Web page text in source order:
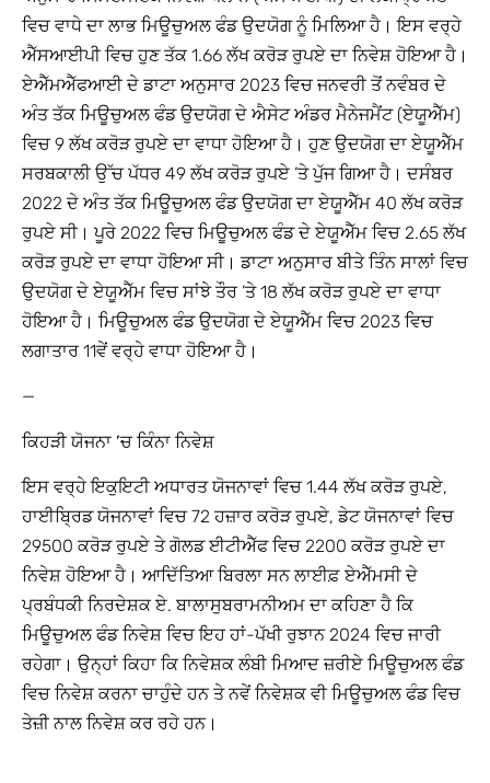
ਵਿਚ ਵਾਧੇ ਦਾ ਲਾਭ ਮਿਊਚੁਅਲ ਫੰਡ ਉਦਯੋਗ ਨੂੰ ਮਿਲਿਆ ਹੈ। ਇਸ ਵਰ੍ਹੇ
ਐੱਸਆਈਪੀ ਵਿਚ ਹੁਣ ਤੱਕ 1.66 ਲੱਖ ਕਰੋੜ ਰੁਪਏ ਦਾ ਨਿਵੇਸ਼ ਹੋਇਆ ਹੈ।
ਏਐੱਮਐੱਫਆਈ ਦੇ ਡਾਟਾ ਅਨੁਸਾਰ 2023 ਵਿਚ ਜਨਵਰੀ ਤੋਂ ਨਵੰਬਰ ਦੇ
ਅੰਤ ਤੱਕ ਮਿਊਚੁਅਲ ਫੰਡ ਉਦਯੋਗ ਦੇ ਐਸੇਟ ਅੰਡਰ ਮੈਨੇਜਮੈਂਟ (ਏਯੂਐੱਮ)
ਵਿਚ 9 ਲੱਖ ਕਰੋੜ ਰੁਪਏ ਦਾ ਵਾਧਾ ਹੋਇਆ ਹੈ। ਹੁਣ ਉਦਯੋਗ ਦਾ ਏਯੂਐੱਮ
ਸਰਬਕਾਲੀ ਉੱਚ ਪੱਧਰ 49 ਲੱਖ ਕਰੋੜ ਰੁਪਏ ’ਤੇ ਪੁੱਜ ਗਿਆ ਹੈ। ਦਸੰਬਰ
2022 ਦੇ ਅੰਤ ਤੱਕ ਮਿਊਚੁਅਲ ਫੰਡ ਉਦਯੋਗ ਦਾ ਏਯੂਐੱਮ 40 ਲੱਖ ਕਰੋੜ
ਰੁਪਏ ਸੀ। ਪੂਰੇ 2022 ਵਿਚ ਮਿਊਚੁਅਲ ਫੰਡ ਦੇ ਏਯੂਐੱਮ ਵਿਚ 2.65 ਲੱਖ
ਕਰੋੜ ਰੁਪਏ ਦਾ ਵਾਧਾ ਹੋਇਆ ਸੀ। ਡਾਟਾ ਅਨੁਸਾਰ ਬੀਤੇ ਤਿੰਨ ਸਾਲਾਂ ਵਿਚ
ਉਦਯੋਗ ਦੇ ਏਯੂਐੱਮ ਵਿਚ ਸਾਂਝੇ ਤੌਰ ’ਤੇ 18 ਲੱਖ ਕਰੋੜ ਰੁਪਏ ਦਾ ਵਾਧਾ
ਹੋਇਆ ਹੈ। ਮਿਊਚੁਅਲ ਫੰਡ ਉਦਯੋਗ ਦੇ ਏਯੂਐੱਮ ਵਿਚ 2023 ਵਿਚ
ਲਗਾਤਾਰ 11ਵੇਂ ਵਰ੍ਹੇ ਵਾਧਾ ਹੋਇਆ ਹੈ।
—
ਕਿਹੜੀ ਯੋਜਨਾ ’ਚ ਕਿੰਨਾ ਨਿਵੇਸ਼
ਇਸ ਵਰ੍ਹੇ ਇਕੁਇਟੀ ਅਧਾਰਤ ਯੋਜਨਾਵਾਂ ਵਿਚ 1.44 ਲੱਖ ਕਰੋੜ ਰੁਪਏ,
ਹਾਈਬਿ੍ਰਡ ਯੋਜਨਾਵਾਂ ਵਿਚ 72 ਹਜ਼ਾਰ ਕਰੋੜ ਰੁਪਏ, ਡੇਟ ਯੋਜਨਾਵਾਂ ਵਿਚ
29500 ਕਰੋੜ ਰੁਪਏ ਤੇ ਗੋਲਡ ਈਟੀਐੱਫ ਵਿਚ 2200 ਕਰੋੜ ਰੁਪਏ ਦਾ
ਨਿਵੇਸ਼ ਹੋਇਆ ਹੈ। ਆਦਿੱਤਿਆ ਬਿਰਲਾ ਸਨ ਲਾਈਫ਼ ਏਐੱਮਸੀ ਦੇ
ਪ੍ਰਬੰਧਕੀ ਨਿਰਦੇਸ਼ਕ ਏ. ਬਾਲਾਸੁਬਰਾਮਨੀਅਮ ਦਾ ਕਹਿਣਾ ਹੈ ਕਿ
ਮਿਊਚੁਅਲ ਫੰਡ ਨਿਵੇਸ਼ ਵਿਚ ਇਹ ਹਾਂ-ਪੱਖੀ ਰੁਝਾਨ 2024 ਵਿਚ ਜਾਰੀ
ਰਹੇਗਾ। ਉਨ੍ਹਾਂ ਕਿਹਾ ਕਿ ਨਿਵੇਸ਼ਕ ਲੰਬੀ ਮਿਆਦ ਜ਼ਰੀਏ ਮਿਊਚੁਅਲ ਫੰਡ
ਵਿਚ ਨਿਵੇਸ਼ ਕਰਨਾ ਚਾਹੁੰਦੇ ਹਨ ਤੇ ਨਵੇਂ ਨਿਵੇਸ਼ਕ ਵੀ ਮਿਊਚੁਅਲ ਫੰਡ ਵਿਚ
ਤੇਜ਼ੀ ਨਾਲ ਨਿਵੇਸ਼ ਕਰ ਰਹੇ ਹਨ।